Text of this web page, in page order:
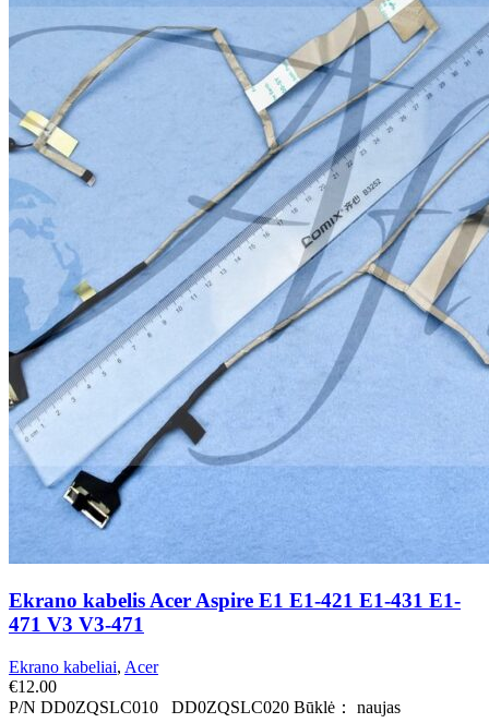
Ekrano kabelis Acer Aspire E1 E1-421 E1-431 E1-
471 V3 V3-471
Ekrano kabeliai, Acer
€12.00
P/N DD0ZQSLC010 DD0ZQSLC020 Būklė： naujas